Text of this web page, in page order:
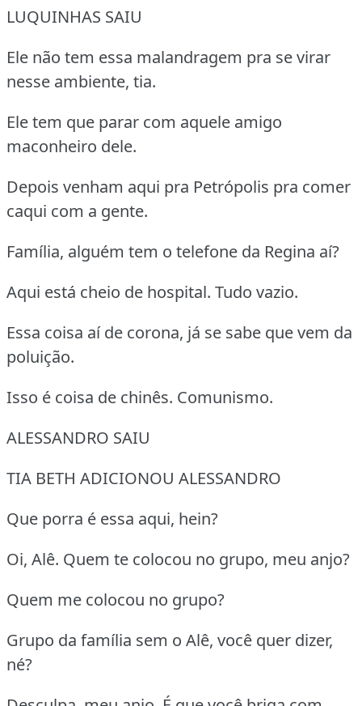
LUQUINHAS SAIU
Ele não tem essa malandragem pra se virar
nesse ambiente, tia.
Ele tem que parar com aquele amigo
maconheiro dele.
Depois venham aqui pra Petrópolis pra comer
caqui com a gente.
Família, alguém tem o telefone da Regina aí?
Aqui está cheio de hospital. Tudo vazio.
Essa coisa aí de corona, já se sabe que vem da
poluição.
Isso é coisa de chinês. Comunismo.
ALESSANDRO SAIU
TIA BETH ADICIONOU ALESSANDRO
Que porra é essa aqui, hein?
Oi, Alê. Quem te colocou no grupo, meu anjo?
Quem me colocou no grupo?
Grupo da família sem o Alê, você quer dizer,
né?